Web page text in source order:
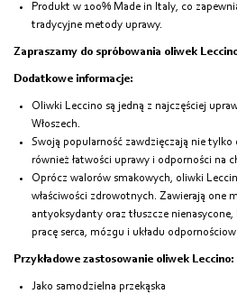
Produkt w 100% Made in Italy, co
tradycyjne metody uprawy.
Zapraszamy do spróbowania oliwek
Dodatkowe informacje:
Oliwki Leccino są jedną z najczęściej
Włoszech.
Swoją popularność zawdzięczają nie
również łatwości uprawy i odporności na
Oprócz walorów smakowych, oliwki
właściwości zdrowotnych. Zawierają one
antyoksydanty oraz tłuszcze
pracę serca, mózgu i układu
Przykładowe zastosowanie oliwek Leccino:
Jako samodzielna przekąska